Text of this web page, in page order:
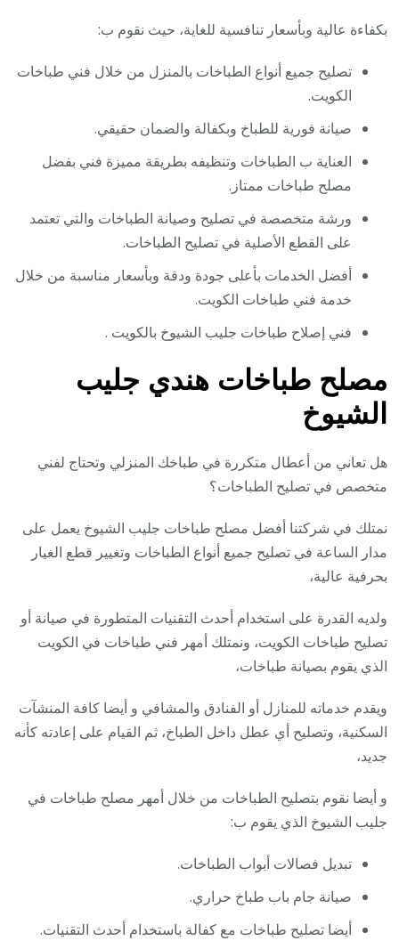
بكفاءة عالية وبأسعار تنافسية للغاية، حيث نقوم ب:
تصليح جميع أنواع الطباخات بالمنزل من خلال فني طباخات
الكويت.
صيانة فورية للطباخ وبكفالة والضمان حقيقي.
العناية ب الطباخات وتنظيفه بطريقة مميزة فني بفضل
مصلح طباخات ممتاز.
ورشة متخصصة في تصليح وصيانة الطباخات والتي تعتمد
على القطع الأصلية في تصليح الطباخات.
أفضل الخدمات بأعلى جودة ودقة وبأسعار مناسبة من خلال
خدمة فني طباخات الكويت.
فني إصلاح طباخات جليب الشيوخ بالكويت .
مصلح طباخات هندي جليب
الشيوخ
هل تعاني من أعطال متكررة في طباخك المنزلي وتحتاج لفني
متخصص في تصليح الطباخات؟
نمتلك في شركتنا أفضل مصلح طباخات جليب الشيوخ يعمل على
مدار الساعة في تصليح جميع أنواع الطباخات وتغيير قطع الغيار
بحرفية عالية،
ولديه القدرة على استخدام أحدث التقنيات المتطورة في صيانة أو
تصليح طباخات الكويت، ونمتلك أمهر فني طباخات في الكويت
الذي يقوم بصيانة طباخات،
ويقدم خدماته للمنازل أو الفنادق والمشافي و أيضا كافة المنشآت
السكنية، وتصليح أي عطل داخل الطباخ، ثم القيام على إعادته كأنه
جديد،
و أيضا نقوم بتصليح الطباخات من خلال أمهر مصلح طباخات في
جليب الشيوخ الذي يقوم ب:
تبديل فصالات أبواب الطباخات.
صيانة جام باب طباخ حراري.
أيضا تصليح طباخات مع كفالة باستخدام أحدث التقنيات.